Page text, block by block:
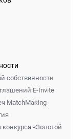
собственности
E-Invite
MatchMaking
«Золотой